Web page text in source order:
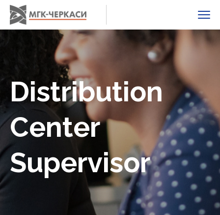
Distribution
Center
Supervisor